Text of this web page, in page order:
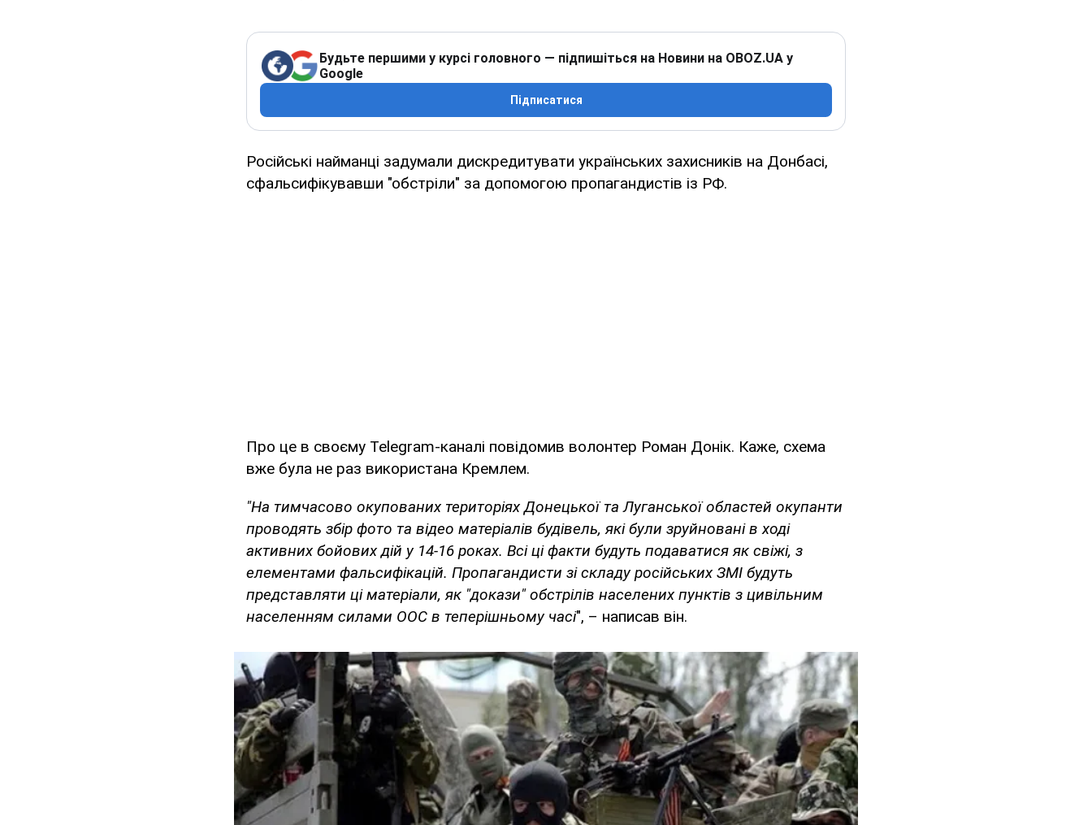
Будьте першими у курсі головного — підпишіться на Новини на OBOZ.UA у
Google
Підписатися
Російські найманці задумали дискредитувати українських захисників на Донбасі,
сфальсифікувавши "обстріли" за допомогою пропагандистів із РФ.
Про це в своєму Telegram-каналі повідомив волонтер Роман Донік. Каже, схема
вже була не раз використана Кремлем.
"На тимчасово окупованих територіях Донецької та Луганської областей окупанти
проводять збір фото та відео матеріалів будівель, які були зруйновані в ході
активних бойових дій у 14-16 роках. Всі ці факти будуть подаватися як свіжі, з
елементами фальсифікацій. Пропагандисти зі складу російських ЗМІ будуть
представляти ці матеріали, як "докази" обстрілів населених пунктів з цивільним
населенням силами ООС в теперішньому часі", – написав він.